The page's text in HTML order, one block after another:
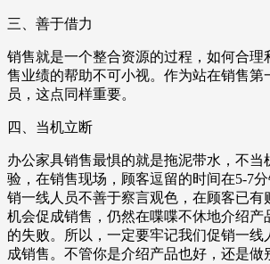
三、善于借力
销售就是一个整合资源的过程，如何合理
售业绩的帮助不可小视。作为站在销售第
员，这点同样重要。
四、当机立断
办公家具销售最惧的就是拖泥带水，不当
验，在销售现场，顾客逗留的时间在5-7
销一线人员不善于察言观色，在顾客已有
机会促成销售，仍然在喋喋不休地介绍产
的失败。所以，一定要牢记我们促销一线
成销售。不管你是介绍产品也好，还是做